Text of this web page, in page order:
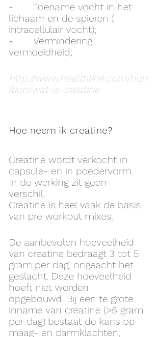
-       Toename vocht in het
lichaam en de spieren (
intracellulair vocht);
-       Vermindering
vermoeidheid;
http://www.healthline.com/nutr
ition/wat-is-creatine
Hoe neem ik creatine?
Creatine wordt verkocht in
capsule- en in poedervorm.
In de werking zit geen
verschil.
Creatine is heel vaak de basis
van pre workout mixes.
De aanbevolen hoeveelheid
van creatine bedraagt 3 tot 5
gram per dag, ongeacht het
geslacht. Deze hoeveelheid
hoeft niet worden
opgebouwd. Bij een te grote
inname van creatine (>5 gram
per dag) bestaat de kans op
maag- en darmklachten,